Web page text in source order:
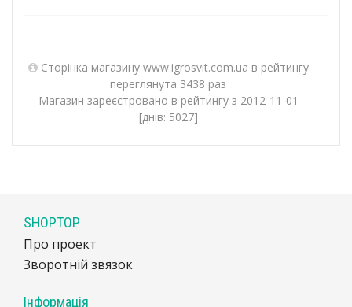
Сторінка магазину www.igrosvit.com.ua в рейтингу
переглянута 3438 раз
Магазин зареєстровано в рейтингу з 2012-11-01
[днів: 5027]
SHOPTOP
Про проект
Зворотній звязок
Інформація